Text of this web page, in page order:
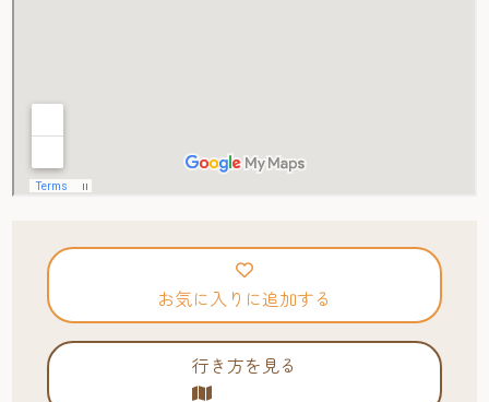
お気に入りに追加する
行き方を見る